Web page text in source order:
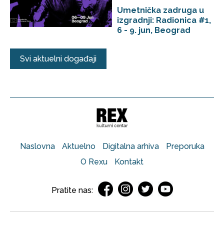
Umetnička zadruga u
izgradnji: Radionica #1,
6 - 9. jun, Beograd
Svi aktuelni događaji
Naslovna Aktuelno Digitalna arhiva
Preporuka
O Rexu
Kontakt
Pratite nas: